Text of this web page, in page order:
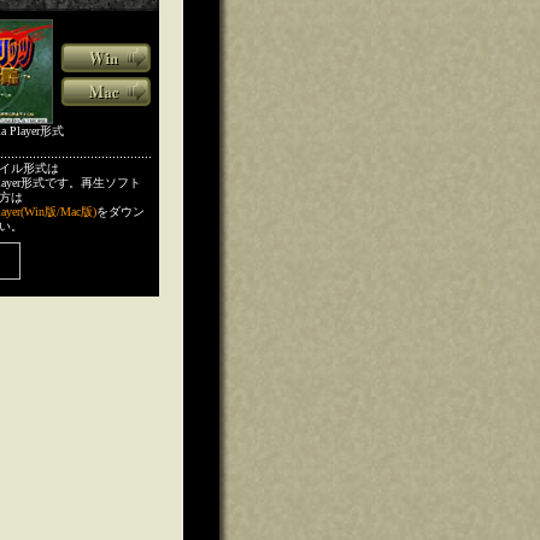
Player形式
ル形式は
形式です。再生ソフト
は
版/Mac版)をダウン
。